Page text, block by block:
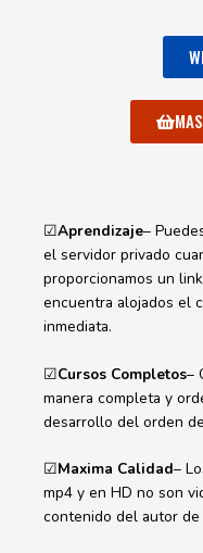
☑Aprendizaje–
el servidor privado
proporcionamos un
encuentra alojados el
inmediata.
☑Cursos Completos–
manera completa y
desarrollo del orden
☑Maxima Calidad–
mp4 y en HD no son
contenido del autor de